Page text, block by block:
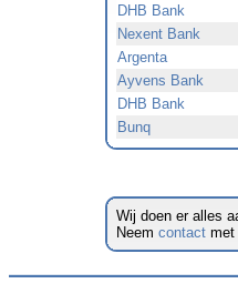
DHB Bank
Nexent Bank
Argenta
Ayvens Bank
DHB Bank
Bunq
Wij doen er alles
Neem contact met